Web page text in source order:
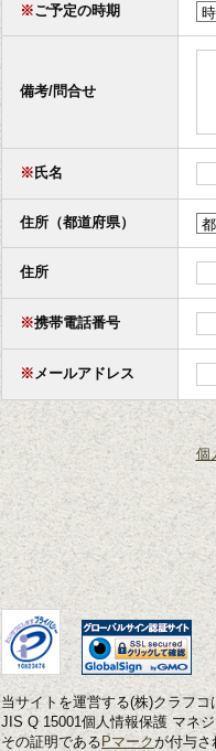
※ご予定の時期
備考/問合せ
※ 氏名
住所（都道府県）
住所
※携帯電話番号
※メールアドレス
個
当サイトを運営する(株)クラフ
JIS Q 15001個人情報保護 マネ
その証明である Pマークが付与さ